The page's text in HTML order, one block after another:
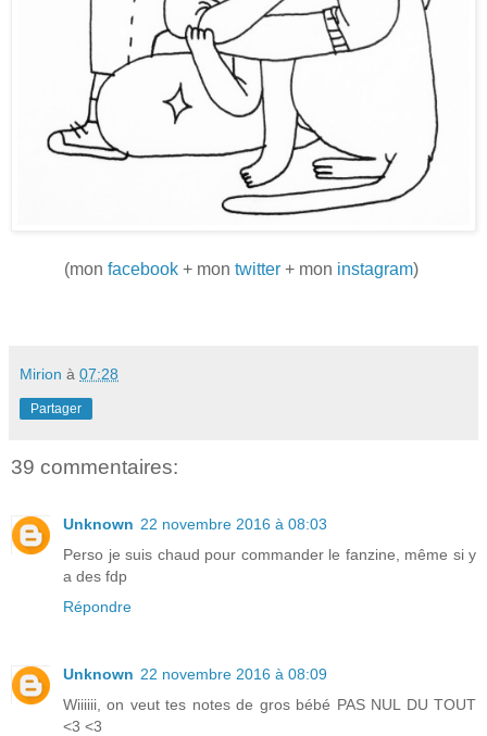
(mon facebook + mon twitter + mon instagram)
Mirion à 07:28
Partager
39 commentaires:
Unknown 22 novembre 2016 à 08:03
Perso je suis chaud pour commander le fanzine, même si y
a des fdp
Répondre
Unknown 22 novembre 2016 à 08:09
Wiiiiii, on veut tes notes de gros bébé PAS NUL DU TOUT
<3 <3